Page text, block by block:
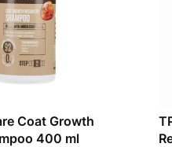
Coat Growth
400 ml